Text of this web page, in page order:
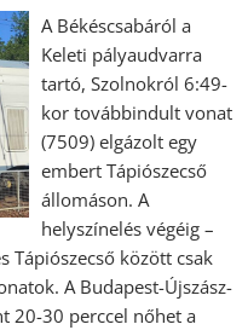
A Békéscsabáról a
Keleti pályaudvarra
tartó, Szolnokról 6:49-
kor továbbindult vonat
(7509) elgázolt egy
embert Tápiószecső
állomáson. A
helyszínelés végéig –
Tápiószecső között csak
A Budapest-Újszász-
20-30 perccel nőhet a